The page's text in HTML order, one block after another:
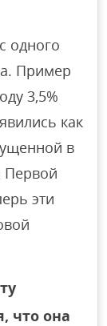
одного
Пример
3,5%
как
в
Первой
эти
что она